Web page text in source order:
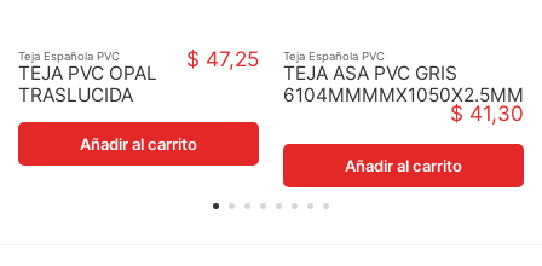
Teja Española PVC
TEJA PVC OPAL
TRASLUCIDA
3066X105
$ 47,25
Añadir al carrito
Teja Española PVC
TEJA ASA PVC GRIS
6104MMMMX1050X2.5MM
$ 41,30
Añadir al carrito